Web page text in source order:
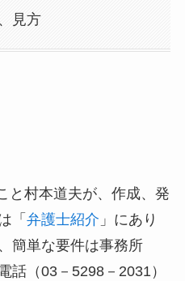
見方
と村本道夫が、作成、発
「 弁護士紹介 」にあり
簡単な要件は事務所
話（03－5298－2031）